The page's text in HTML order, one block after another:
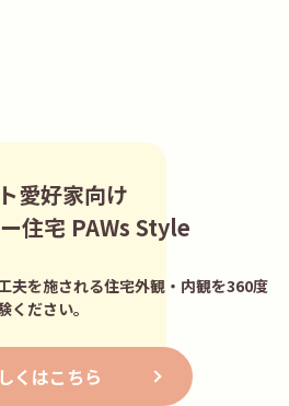
愛好家向け
住宅 PAWs Style
夫を施される住宅外観・内観を360度
ださい。
くはこちら